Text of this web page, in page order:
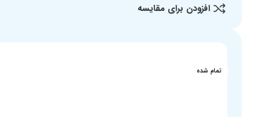
افزودن برای مقایسه
تمام شده